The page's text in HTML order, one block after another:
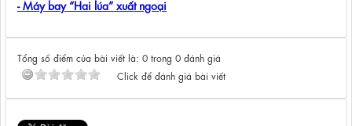
- Máy bay “Hai lúa” xuất ngoại
Tổng số điểm của bài viết là: 0 trong 0 đánh giá
Click để đánh giá bài viết